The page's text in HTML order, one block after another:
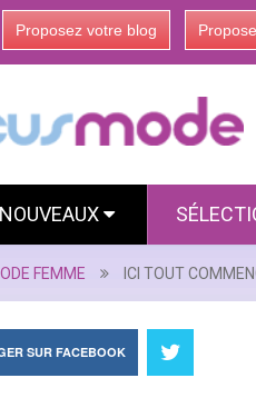
Proposez votre blog
NOUVEAUX
FEMME ICI TOUT
SUR FACEBOOK